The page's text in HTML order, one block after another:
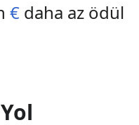
€daha az ödül